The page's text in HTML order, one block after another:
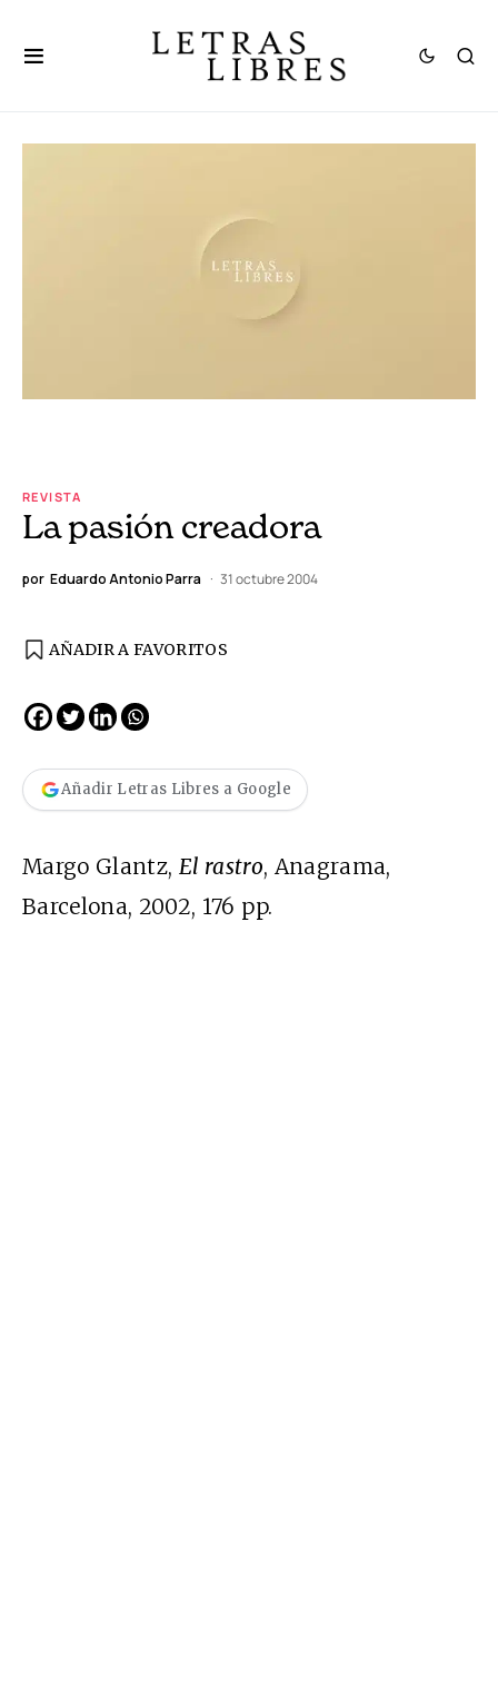
REVISTA
La pasión creadora
por Eduardo Antonio Parra 31 octubre 2004
AÑADIR A FAVORITOS
Añadir Letras Libres a Google
Margo Glantz, El rastro, Anagrama,
Barcelona, 2002, 176 pp.